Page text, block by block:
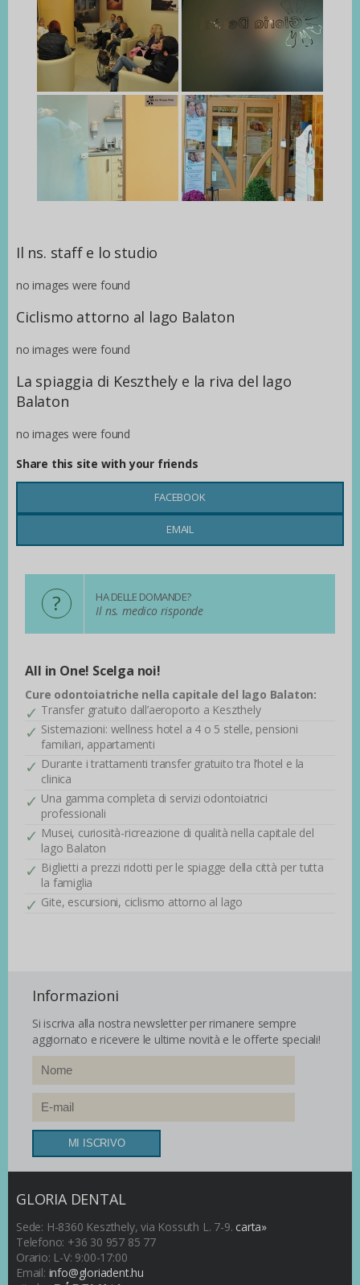
Il ns. staff e lo studio
no images were found
Ciclismo attorno al lago Balaton
no images were found
La spiaggia di Keszthely e la riva del lago
Balaton
no images were found
Share this site with your friends
FACEBOOK
EMAIL
? HA DELLE DOMANDE?
Il ns. medico risponde
All in One! Scelga noi!
Cure odontoiatriche nella capitale del lago Balaton:
Transfer gratuito dall’aeroporto a Keszthely
Sistemazioni: wellness hotel a 4 o 5 stelle, pensioni
familiari, appartamenti
Durante i trattamenti transfer gratuito tra l’hotel e la
clinica
Una gamma completa di servizi odontoiatrici
professionali
Musei, curiosità-ricreazione di qualità nella capitale del
lago Balaton
Biglietti a prezzi ridotti per le spiagge della città per tutta
la famiglia
Gite, escursioni, ciclismo attorno al lago
Informazioni
Si iscriva alla nostra newsletter per rimanere sempre
aggiornato e ricevere le ultime novità e le offerte speciali!
GLORIA DENTAL
Sede: H-8360 Keszthely, via Kossuth L. 7-9. carta»
Telefono: +36 30 957 85 77
Orario: L-V: 9:00-17:00
Email: info@gloriadent.hu